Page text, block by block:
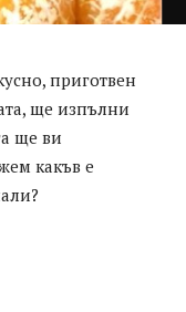
приготвен
ще изпълни
ще ви
какъв е